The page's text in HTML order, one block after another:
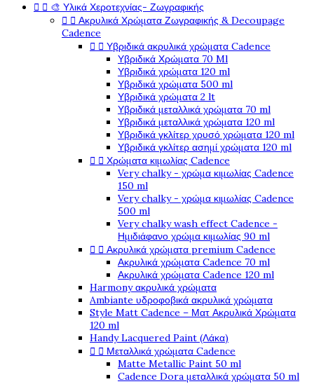
  🎨 Υλικά Χεροτεχνίας- Ζωγραφικής
  Ακρυλικά Χρώματα Ζωγραφικής & Decoupage
Cadence
  Υβριδικά ακρυλικά χρώματα Cadence
Υβριδικά Χρώματα 70 Ml
Υβριδικά χρώματα 120 ml
Υβριδικά χρώματα 500 ml
Υβριδικά χρώματα 2 lt
Υβριδικά μεταλλικά χρώματα 70 ml
Υβριδικά μεταλλικά χρώματα 120 ml
Υβριδικά γκλίτερ χρυσό χρώματα 120 ml
Υβριδικά γκλίτερ ασημί χρώματα 120 ml
  Χρώματα κιμωλίας Cadence
Very chalky - χρώμα κιμωλίας Cadence
150 ml
Very chalky - χρώμα κιμωλίας Cadence
500 ml
Very chalky wash effect Cadence -
Ημιδιάφανο χρώμα κιμωλίας 90 ml
  Ακρυλικά χρώματα premium Cadence
Ακρυλικά χρώματα Cadence 70 ml
Ακρυλικά χρώματα Cadence 120 ml
Harmony ακρυλικά χρώματα
Ambiante υδροφοβικά ακρυλικά χρώματα
Style Matt Cadence – Ματ Ακρυλικά Χρώματα
120 ml
Handy Lacquered Paint (Λάκα)
  Μεταλλικά χρώματα Cadence
Matte Metallic Paint 50 ml
Cadence Dora μεταλλικά χρώματα 50 ml